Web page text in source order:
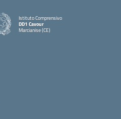
Istituto Comprensivo
DD1 Cavour
Marcianise (CE)